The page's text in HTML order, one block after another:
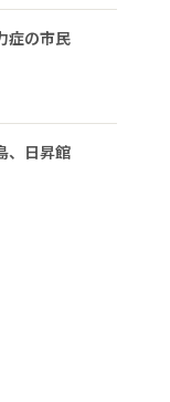
症の市民
、日昇館